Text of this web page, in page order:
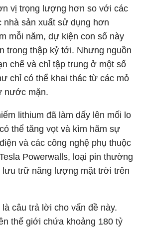
vị trọng lượng hơn so với các
nhà sản xuất sử dụng hơn
mỗi năm, dự kiện con số này
trong thập kỷ tới. Nhưng nguồn
chế và chỉ tập trung ở một số
chỉ có thể khai thác từ các mỏ
nước mặn.
lithium đã làm dấy lên mối lo
thể tăng vọt và kìm hãm sự
và các công nghệ phụ thuộc
Powerwalls, loại pin thường
trữ năng lượng mặt trời trên
câu trả lời cho vấn đề này.
thế giới chứa khoảng 180 tỷ